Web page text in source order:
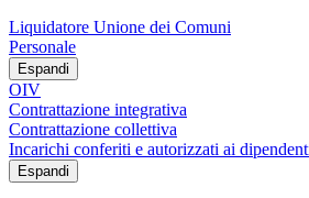
Liquidatore Unione dei Comuni
Personale
Espandi
OIV
Contrattazione integrativa
Contrattazione collettiva
Incarichi conferiti e autorizzati ai
Espandi